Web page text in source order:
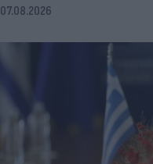
07.08.2026